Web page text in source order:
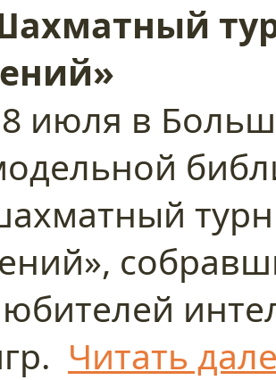
июля в
Читать